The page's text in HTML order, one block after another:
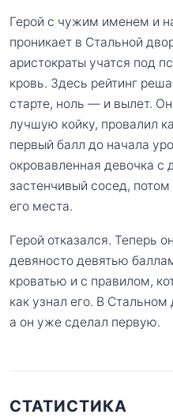
Герой с чужим именем и
проникает в Стальной
аристократы учатся под
кровь. Здесь рейтинг
старте, ноль — и вылет.
лучшую койку, провалил
первый балл до начала
окровавленная девочка
застенчивый сосед,
его места.
Герой отказался. Теперь
девяносто девятью
кроватью и с правилом,
как узнал его. В
а он уже сделал первую.
СТАТИСТИКА